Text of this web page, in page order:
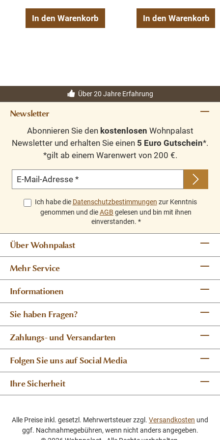
In den Warenkorb In den Warenkorb
Über 20 Jahre Erfahrung
Newsletter
Abonnieren Sie den kostenlosen Wohnpalast
Newsletter und erhalten Sie einen 5 Euro Gutschein*.
*gilt ab einem Warenwert von 200 €.
E-Mail-Adresse *
Ich habe die Datenschutzbestimmungen zur Kenntnis
genommen und dieAGB gelesen und bin mit ihnen
einverstanden. *
Über Wohnpalast
Mehr Service
Informationen
Sie haben Fragen?
Zahlungs- und Versandarten
Folgen Sie uns auf Social Media
Ihre Sicherheit
Alle Preise inkl. gesetzl. Mehrwertsteuer zzgl. Versandkosten und
ggf. Nachnahmegebühren, wenn nicht anders angegeben.